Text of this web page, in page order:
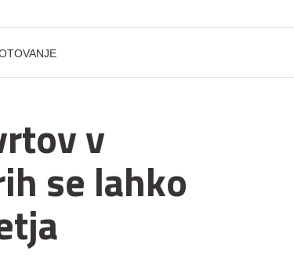
v
se lahko